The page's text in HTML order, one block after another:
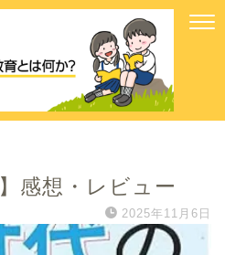
感想・レビュー
2025年11月6日